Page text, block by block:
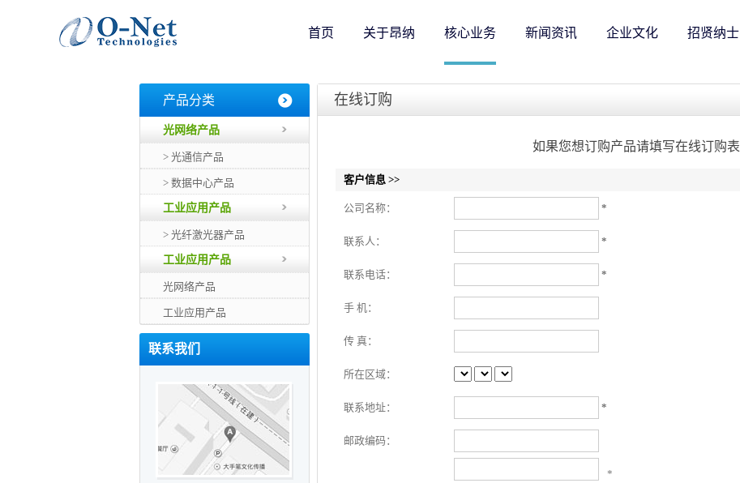
首页 关于昂纳 核心业务 新闻资讯 企业文化 招贤纳士
产品分类
光网络产品
> 光通信产品
> 数据中心产品
工业应用产品
> 光纤激光器产品
工业应用产品
光网络产品
工业应用产品
联系我们
在线订购
如果您想订购产品请填写在线订购表
客户信息 >>
公司名称： *
联系人： *
联系电话： *
手 机：
传 真：
所在区域：
联系地址： *
邮政编码：
*